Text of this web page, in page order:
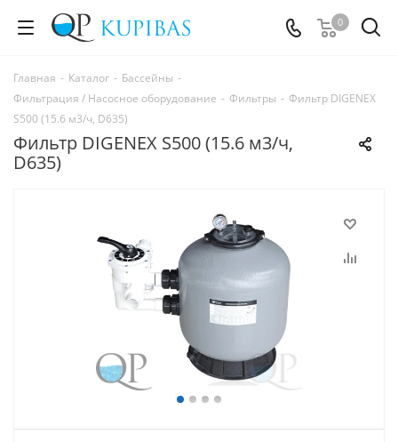
0
Главная - Каталог - Бассейны -
Фильтрация / Насосное оборудование - Фильтры - Фильтр DIGENEX
S500 (15.6 м3/ч, D635)
Фильтр DIGENEX S500 (15.6 м3/ч,
D635)